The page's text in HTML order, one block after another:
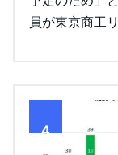
員が東京商工
4